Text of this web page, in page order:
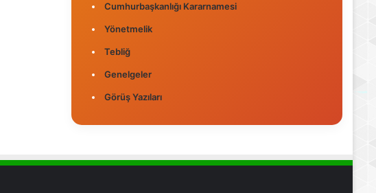
Cumhurbaşkanlığı Kararnamesi
Yönetmelik
Tebliğ
Genelgeler
Görüş Yazıları